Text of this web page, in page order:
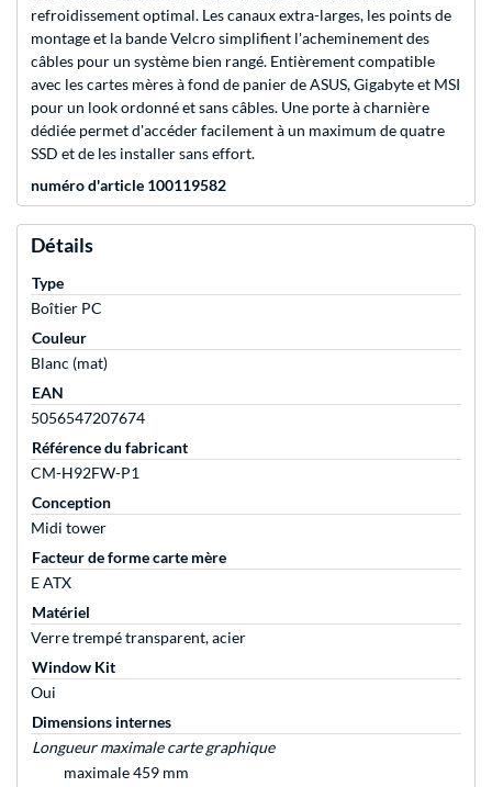
refroidissement optimal. Les canaux extra-larges, les points de
montage et la bande Velcro simplifient l'acheminement des
câbles pour un système bien rangé. Entièrement compatible
avec les cartes mères à fond de panier de ASUS, Gigabyte et MSI
pour un look ordonné et sans câbles. Une porte à charnière
dédiée permet d'accéder facilement à un maximum de quatre
SSD et de les installer sans effort.
numéro d'article 100119582
Détails
Type
Boîtier PC
Couleur
Blanc (mat)
EAN
5056547207674
Référence du fabricant
CM-H92FW-P1
Conception
Midi tower
Facteur de forme carte mère
E ATX
Matériel
Verre trempé transparent, acier
Window Kit
Oui
Dimensions internes
Longueur maximale carte graphique
maximale 459 mm